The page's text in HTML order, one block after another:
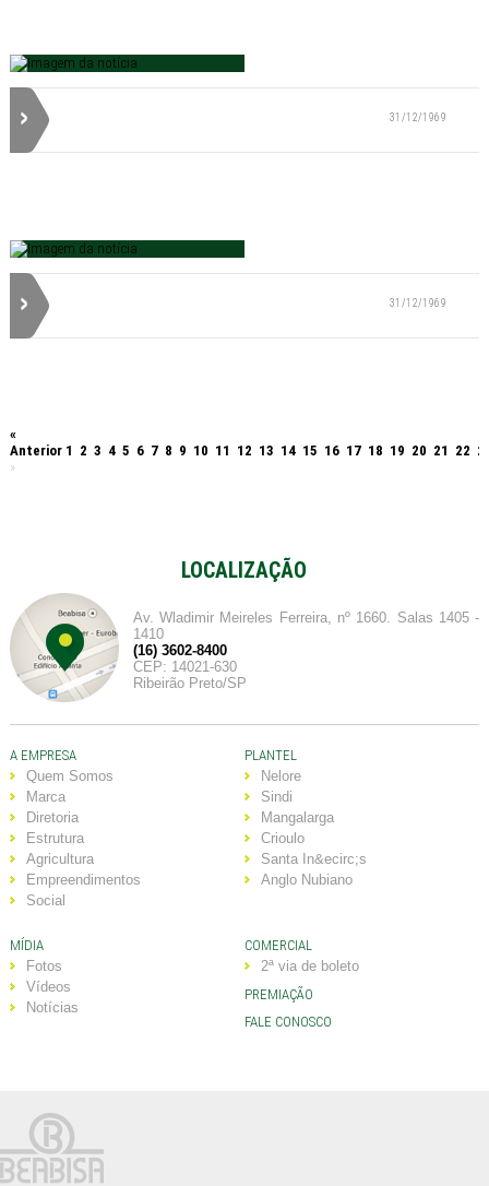
31/12/1969
31/12/1969
«
Anterior 1 2 3 4 5 6 7 8 9 10 11 12 13 14 15 16 17 18 19 20 21 22
»
LOCALIZAÇÃO
Av. Wladimir Meireles Ferreira, nº 1660. Salas 1405 -
1410
(16) 3602-8400
CEP: 14021-630
Ribeirão Preto/SP
A EMPRESA
Quem Somos
Marca
Diretoria
Estrutura
Agricultura
Empreendimentos
Social
PLANTEL
Nelore
Sindi
Mangalarga
Crioulo
Santa In&ecirc;s
Anglo Nubiano
MÍDIA
Fotos
Vídeos
Notícias
COMERCIAL
2ª via de boleto
PREMIAÇÃO
FALE CONOSCO